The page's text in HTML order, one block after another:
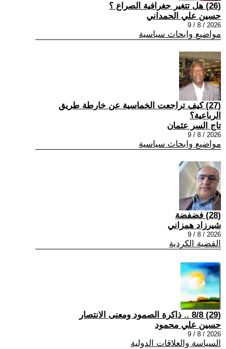
(26) هل تتغير جغرافية الصراع ؟
حسين علي الحمداني
2026 / 8 / 9
مواضيع وابحاث سياسية
(27) كيف تراجعت الخماسية عن خارطة طريق
الرباعية؟
تاج السر عثمان
2026 / 8 / 9
مواضيع وابحاث سياسية
(28) فضفضة
شيرزاد همزاني
2026 / 8 / 9
القضية الكردية
(29) 8/8 .. ذاكرة الصمود ومعنى الانتصار
حسين علي محمود
2026 / 8 / 9
السياسة والعلاقات الدولية